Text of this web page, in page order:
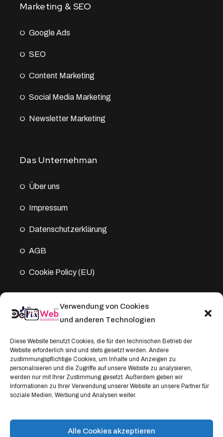
Verwendung von Cookies
und anderen Technologien
Diese Website benutzt Cookies, die für den technischen Betrieb der
Website erforderlich sind und stets gesetzt werden. Andere
zustimmungspflichtige Cookies, um Inhalte und Anzeigen zu
personalisieren und die Zugriffe auf unsere Website zu analysieren,
werden nur mit Ihrer Zustimmung gesetzt. Außerdem geben wir
Informationen zu Ihrer Verwendung unserer Website an unsere Partner für
soziale Medien, Werbung und Analysen weiter.
Alle Cookies akzeptieren
Marketing & SEO
Google Ads
SEO
Content Marketing
Social Media Marketing
Newsletter Marketing
Das Unternehman
Über uns
Impressum
Datenschutz­erklärung
AGB
Cookie Policy (EU)
Kontakt
Address:
Windthorststraße 20
48153 Münster, Deutschland
WhatsApp:
+4917664335685
Email
service@depixweb.de